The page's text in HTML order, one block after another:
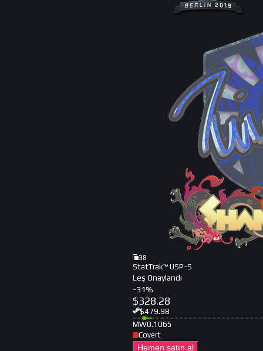
38
StatTrak™ USP-S
Leş Onaylandı
-31%
$328.28
$479.98
MW0.1065
Covert
Hemen satın al